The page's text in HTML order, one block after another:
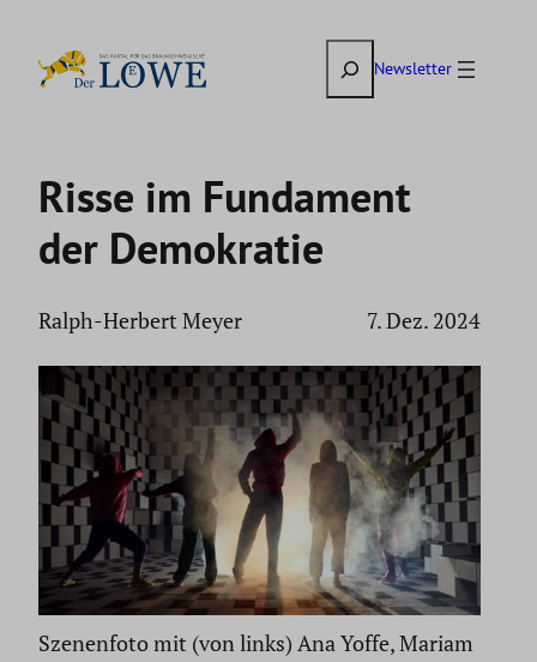
Inhalt
SuchenNewsletter
Risse im Fundament
der Demokratie
Ralph-Herbert Meyer 7. Dez. 2024
Szenenfoto mit (von links) Ana Yoffe, Mariam